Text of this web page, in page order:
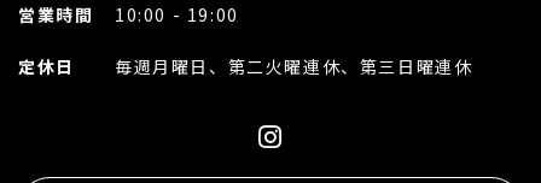
営業時間 10:00 - 19:00
定休日 毎週月曜日、第二火曜連休、第三日曜連休